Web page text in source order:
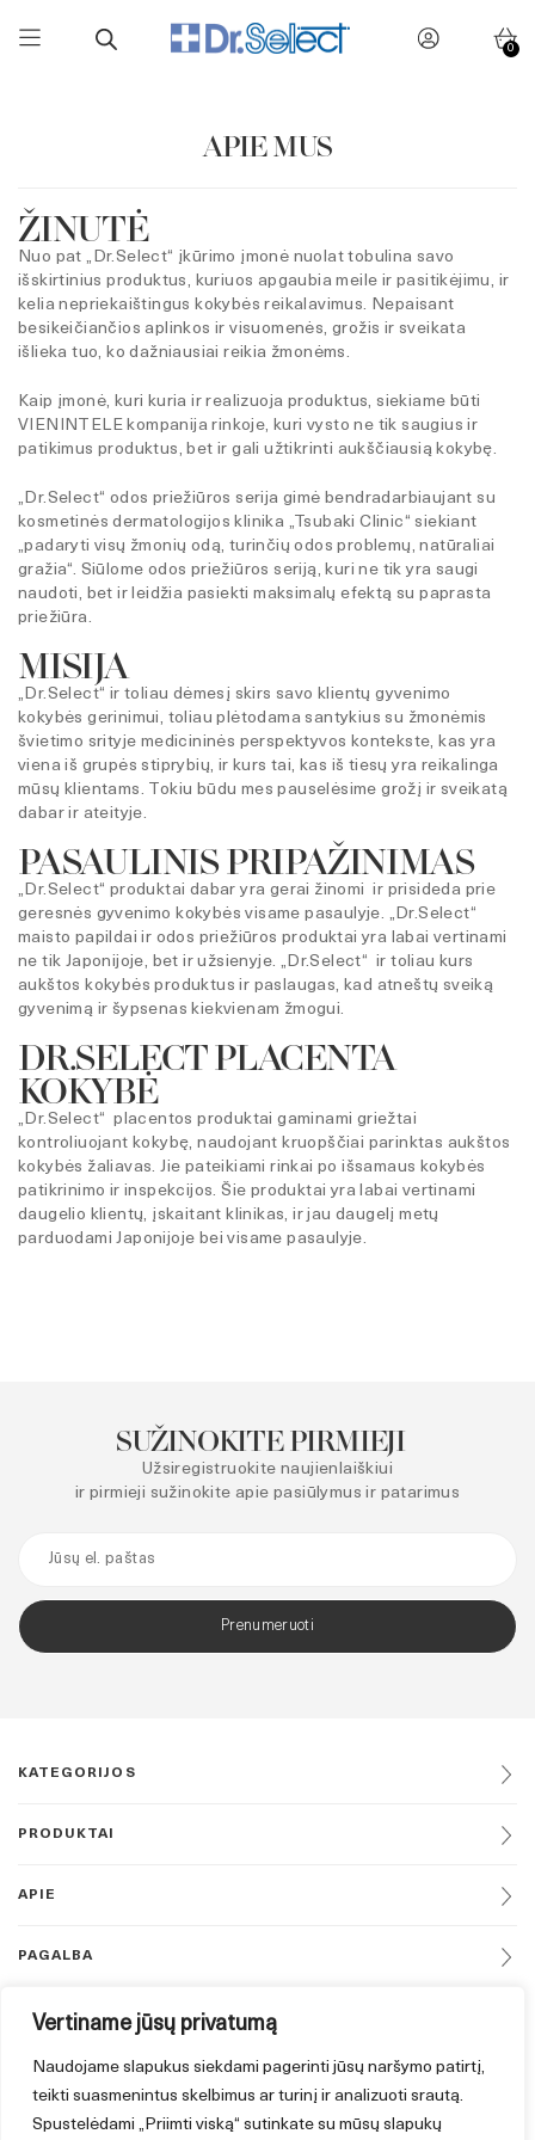
Vertiname jūsų privatumą
Naudojame slapukus siekdami pagerinti jūsų naršymo patirtį,
teikti suasmenintus skelbimus ar turinį ir analizuoti srautą.
Spustelėdami „Priimti viską“ sutinkate su mūsų slapukų
0
APIE MUS
ŽINUTĖ
Nuo pat „Dr.Select“ įkūrimo įmonė nuolat tobulina savo
išskirtinius produktus, kuriuos apgaubia meile ir pasitikėjimu, ir
kelia nepriekaištingus kokybės reikalavimus. Nepaisant
besikeičiančios aplinkos ir visuomenės, grožis ir sveikata
išlieka tuo, ko dažniausiai reikia žmonėms.
Kaip įmonė, kuri kuria ir realizuoja produktus, siekiame būti
VIENINTELE kompanija rinkoje, kuri vysto ne tik saugius ir
patikimus produktus, bet ir gali užtikrinti aukščiausią kokybę.
„Dr.Select“ odos priežiūros serija gimė bendradarbiaujant su
kosmetinės dermatologijos klinika „Tsubaki Clinic“ siekiant
„padaryti visų žmonių odą, turinčių odos problemų, natūraliai
gražia“. Siūlome odos priežiūros seriją, kuri ne tik yra saugi
naudoti, bet ir leidžia pasiekti maksimalų efektą su paprasta
priežiūra.
MISIJA
„Dr.Select“ ir toliau dėmesį skirs savo klientų gyvenimo
kokybės gerinimui, toliau plėtodama santykius su žmonėmis
švietimo srityje medicininės perspektyvos kontekste, kas yra
viena iš grupės stiprybių, ir kurs tai, kas iš tiesų yra reikalinga
mūsų klientams. Tokiu būdu mes pauselėsime grožį ir sveikatą
dabar ir ateityje.
PASAULINIS PRIPAŽINIMAS
„Dr.Select“ produktai dabar yra gerai žinomi ir prisideda prie
geresnės gyvenimo kokybės visame pasaulyje. „Dr.Select“
maisto papildai ir odos priežiūros produktai yra labai vertinami
ne tik Japonijoje, bet ir užsienyje. „Dr.Select“ ir toliau kurs
aukštos kokybės produktus ir paslaugas, kad atneštų sveiką
gyvenimą ir šypsenas kiekvienam žmogui.
DR.SELECT PLACENTA
KOKYBĖ
„Dr.Select“ placentos produktai gaminami griežtai
kontroliuojant kokybę, naudojant kruopščiai parinktas aukštos
kokybės žaliavas. Jie pateikiami rinkai po išsamaus kokybės
patikrinimo ir inspekcijos. Šie produktai yra labai vertinami
daugelio klientų, įskaitant klinikas, ir jau daugelį metų
parduodami Japonijoje bei visame pasaulyje.
SUŽINOKITE PIRMIEJI
Užsiregistruokite naujienlaiškiui
ir pirmieji sužinokite apie pasiūlymus ir patarimus
Prenumeruoti
KATEGORIJOS
PRODUKTAI
APIE
PAGALBA
DAUGIAU
SEKITE MUS